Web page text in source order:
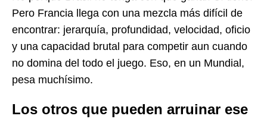
Pero Francia llega con una mezcla más difícil de
encontrar: jerarquía, profundidad, velocidad, oficio
y una capacidad brutal para competir aun cuando
no domina del todo el juego. Eso, en un Mundial,
pesa muchísimo.
Los otros que pueden arruinar ese